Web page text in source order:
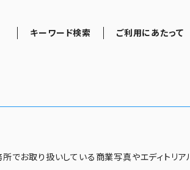
キーワード検索 ご利用にあたって
所でお取り扱いしている商業写真やエディトリ